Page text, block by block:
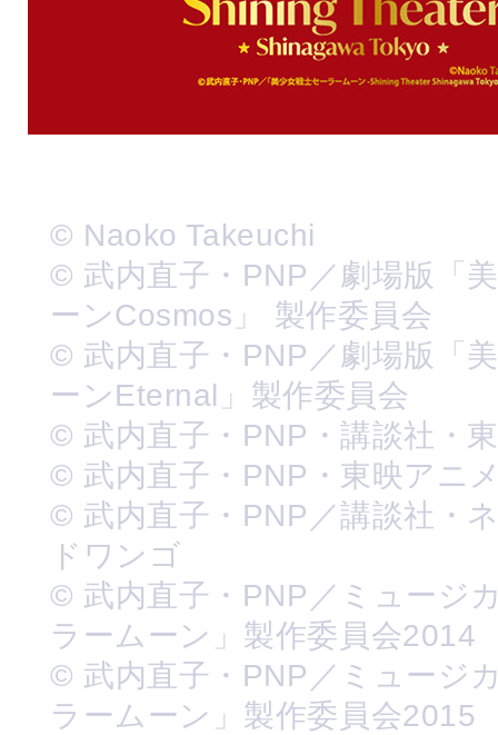
© Naoko Takeuchi
© 武内直子・PNP／劇場版「
ーンCosmos」 製作委員会
© 武内直子・PNP／劇場版「
ーンEternal」製作委員会
© 武内直子・PNP・講談社・
© 武内直子・PNP・東映アニ
© 武内直子・PNP／講談社・
ドワンゴ
© 武内直子・PNP／ミュージ
ラームーン」製作委員会2014
© 武内直子・PNP／ミュージ
ラームーン」製作委員会2015